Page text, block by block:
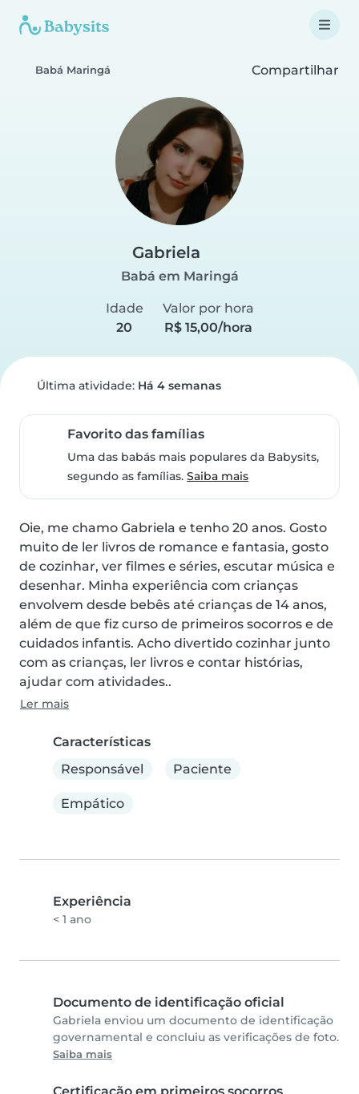
Babá Maringá Compartilhar
Gabriela
Babá em Maringá
Idade
20
Valor por hora
R$ 15,00/hora
Última atividade: Há 4 semanas
Favorito das famílias
Uma das babás mais populares da Babysits,
segundo as famílias.Saiba mais
Oie, me chamo Gabriela e tenho 20 anos. Gosto
muito de ler livros de romance e fantasia, gosto
de cozinhar, ver filmes e séries, escutar música e
desenhar. Minha experiência com crianças
envolvem desde bebês até crianças de 14 anos,
além de que fiz curso de primeiros socorros e de
cuidados infantis. Acho divertido cozinhar junto
com as crianças, ler livros e contar histórias,
ajudar com atividades..
Ler mais
Características
Responsável
Paciente
Empático
Experiência
< 1 ano
Documento de identificação oficial
Gabriela enviou um documento de identificação
governamental e concluiu as verificações de foto.
Saiba mais